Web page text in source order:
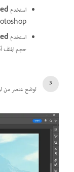
استخدم
استخدم
حجم الملف
لوضع عنصر من